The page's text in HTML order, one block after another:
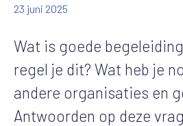
23 juni 2025
Wat is goede
regel je dit? Wat heb je
andere organisaties en
Antwoorden op deze